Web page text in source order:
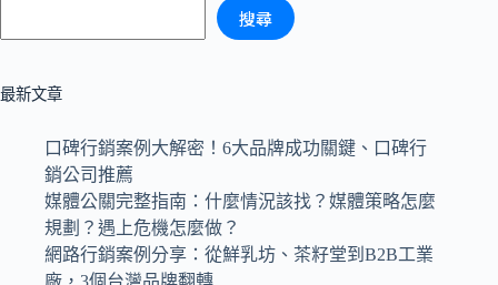
搜尋
最新文章
口碑行銷案例大解密！6大品牌成功關鍵、口碑行
銷公司推薦
媒體公關完整指南：什麼情況該找？媒體策略怎麼
規劃？遇上危機怎麼做？
網路行銷案例分享：從鮮乳坊、茶籽堂到B2B工業